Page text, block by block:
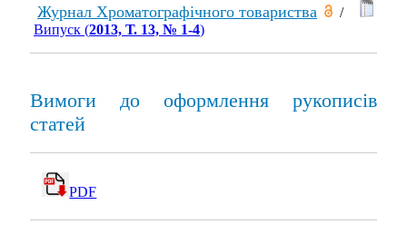
Журнал Хроматографічного товариства
/
Випуск (2013, Т. 13, № 1-4)
Вимоги до оформлення рукописів
статей
PDF